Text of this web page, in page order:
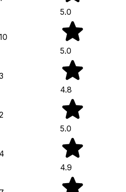
5.0
5.0
4.8
5.0
4
4.9